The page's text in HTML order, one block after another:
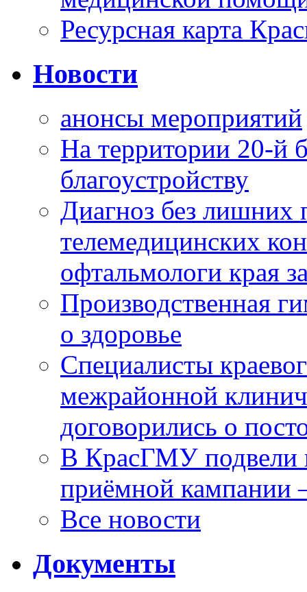
Ресурсная карта
Новости
анонсы мероприятий
На территории 20-й
благоустройству
Диагноз без лишних
телемедицинских
офтальмологи края
Производственная
о здоровье
Специалисты
межрайонной
договорились о
В КрасГМУ подвели
приёмной кампании
Все новости
Документы